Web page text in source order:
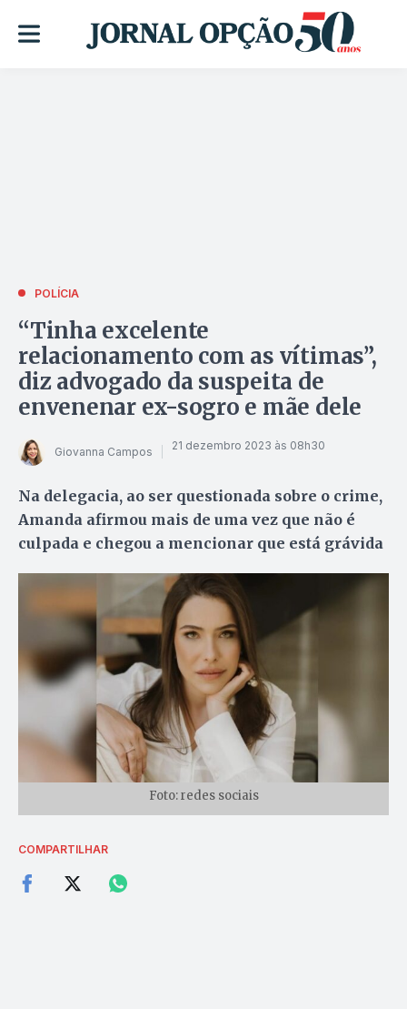
POLÍCIA
“Tinha excelente
relacionamento com as vítimas”,
diz advogado da suspeita de
envenenar ex-sogro e mãe dele
Giovanna Campos 21 dezembro 2023 às 08h30
Na delegacia, ao ser questionada sobre o crime,
Amanda afirmou mais de uma vez que não é
culpada e chegou a mencionar que está grávida
Foto: redes sociais
COMPARTILHAR